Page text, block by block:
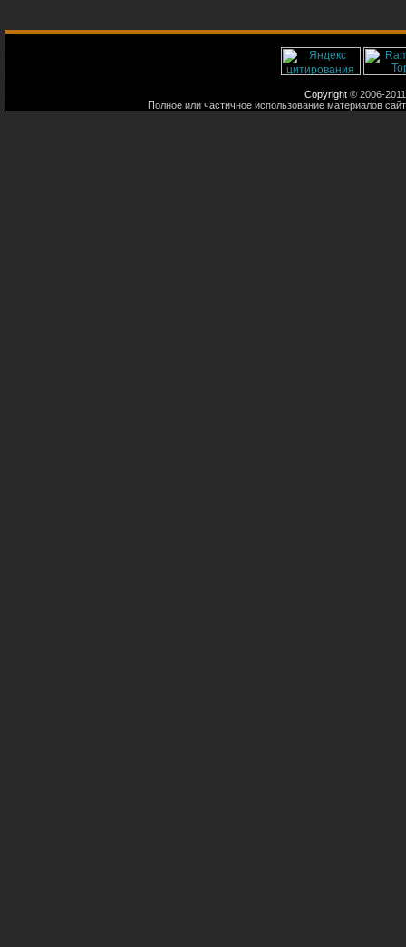
Copyright © 2006-
Полное или частичное использование материалов